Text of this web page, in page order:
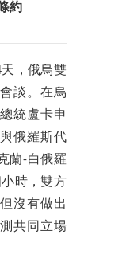
約
，俄烏雙
談。在烏
統盧卡申
俄羅斯代
蘭-白俄羅
時，雙方
沒有做出
共同立場